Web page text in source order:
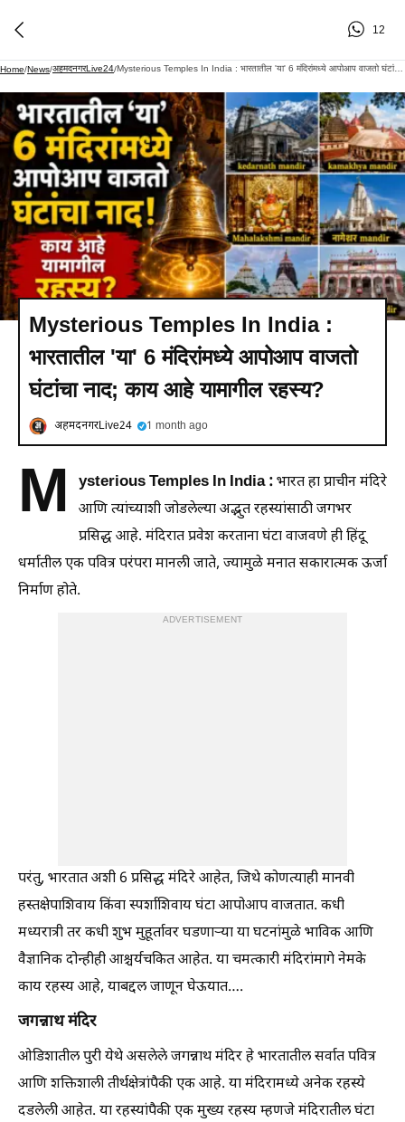
12
Home/News/अहमदनगरLive24/ Mysterious Temples In India : भारतातील 'या' 6 मंदिरांमध्ये आपोआप वाजतो घंटांचा नाद; काय आहे यामागील रहस्य?
Mysterious Temples In India :
भारतातील 'या' 6 मंदिरांमध्ये आपोआप वाजतो
घंटांचा नाद; काय आहे यामागील रहस्य?
अहमदनगरLive24 1 month ago
M ysterious Temples In India :भारत हा प्राचीन मंदिरे
आणि त्यांच्याशी जोडलेल्या अद्भुत रहस्यांसाठी जगभर
प्रसिद्ध आहे. मंदिरात प्रवेश करताना घंटा वाजवणे ही हिंदू
धर्मातील एक पवित्र परंपरा मानली जाते, ज्यामुळे मनात सकारात्मक ऊर्जा
निर्माण होते.
ADVERTISEMENT
परंतु, भारतात अशी 6 प्रसिद्ध मंदिरे आहेत, जिथे कोणत्याही मानवी
हस्तक्षेपाशिवाय किंवा स्पर्शाशिवाय घंटा आपोआप वाजतात. कधी
मध्यरात्री तर कधी शुभ मुहूर्तावर घडणाऱ्या या घटनांमुळे भाविक आणि
वैज्ञानिक दोन्हीही आश्चर्यचकित आहेत. या चमत्कारी मंदिरांमागे नेमके
काय रहस्य आहे, याबद्दल जाणून घेऊयात….
जगन्नाथ मंदिर
ओडिशातील पुरी येथे असलेले जगन्नाथ मंदिर हे भारतातील सर्वात पवित्र
आणि शक्तिशाली तीर्थक्षेत्रांपैकी एक आहे. या मंदिरामध्ये अनेक रहस्ये
दडलेली आहेत. या रहस्यांपैकी एक मुख्य रहस्य म्हणजे मंदिरातील घंटा